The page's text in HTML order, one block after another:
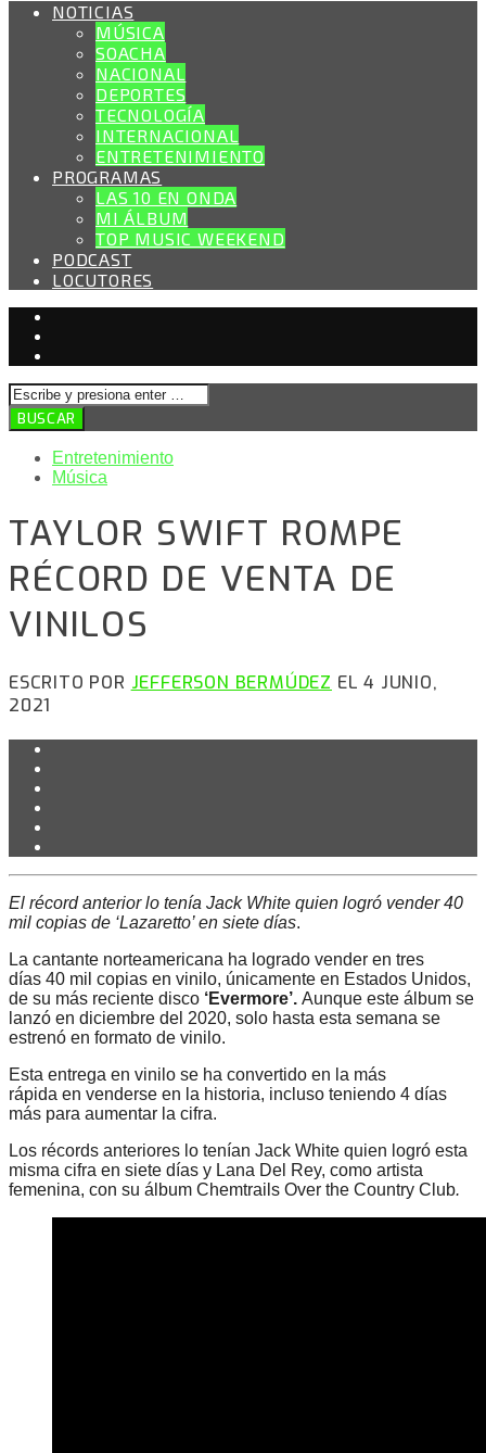
NOTICIAS
MÚSICA
SOACHA
NACIONAL
DEPORTES
TECNOLOGÍA
INTERNACIONAL
ENTRETENIMIENTO
PROGRAMAS
LAS 10 EN ONDA
MI ÁLBUM
TOP MUSIC WEEKEND
PODCAST
LOCUTORES
Entretenimiento
Música
TAYLOR SWIFT ROMPE
RÉCORD DE VENTA DE
VINILOS
ESCRITO POR JEFFERSON BERMÚDEZ EL 4 JUNIO,
2021
El récord anterior lo tenía Jack White quien logró vender 40
mil copias de ‘Lazaretto’ en siete días.
La cantante norteamericana ha logrado vender en tres
días 40 mil copias en vinilo, únicamente en Estados Unidos,
de su más reciente disco ‘Evermore’. Aunque este álbum se
lanzó en diciembre del 2020, solo hasta esta semana se
estrenó en formato de vinilo.
Esta entrega en vinilo se ha convertido en la más
rápida en venderse en la historia, incluso teniendo 4 días
más para aumentar la cifra.
Los récords anteriores lo tenían Jack White quien logró esta
misma cifra en siete días y Lana Del Rey, como artista
femenina, con su álbum Chemtrails Over the Country Club.